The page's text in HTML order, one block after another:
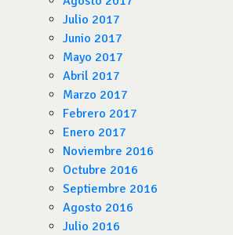
Julio 2017
Junio 2017
Mayo 2017
Abril 2017
Marzo 2017
Febrero 2017
Enero 2017
Noviembre 2016
Octubre 2016
Septiembre 2016
Agosto 2016
Julio 2016